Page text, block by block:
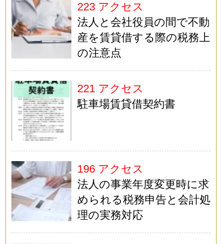
223 アクセス
法人と会社役員の間で不動
産を賃貸借する際の税務上
の注意点
221 アクセス
駐車場賃貸借契約書
196 アクセス
法人の事業年度変更時に求
められる税務申告と会計処
理の実務対応